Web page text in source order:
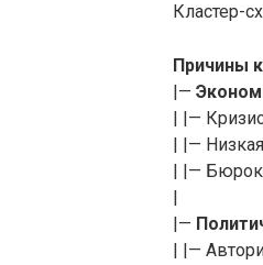
Кластер-
Причины
|—
| |—
| |—
| |—
|
|—
| |—